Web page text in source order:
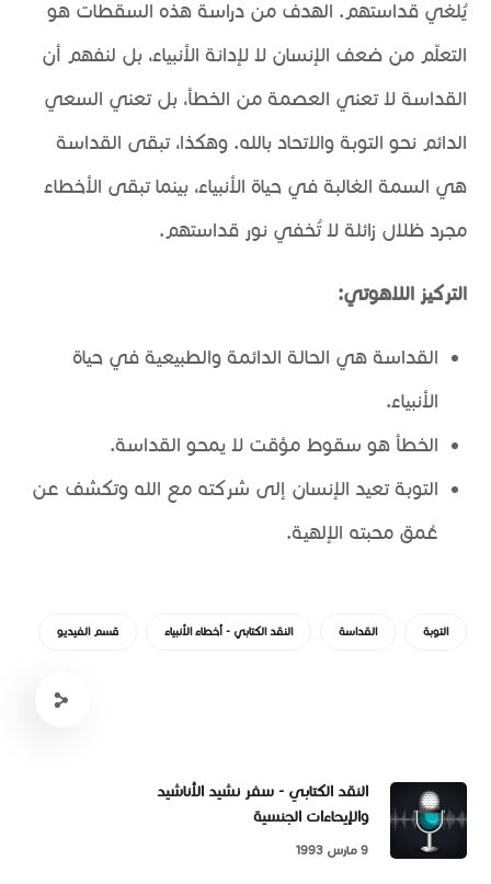
يُلغي قداستهم. الهدف من دراسة هذه السقطات هو
التعلّم من ضعف الإنسان لا لإدانة الأنبياء، بل لنفهم أن
القداسة لا تعني العصمة من الخطأ، بل تعني السعي
الدائم نحو التوبة والاتحاد بالله. وهكذا، تبقى القداسة
هي السمة الغالبة في حياة الأنبياء، بينما تبقى الأخطاء
مجرد ظلال زائلة لا تُخفي نور قداستهم.
التركيز اللاهوتي:
القداسة هي الحالة الدائمة والطبيعية في حياة
الأنبياء.
الخطأ هو سقوط مؤقت لا يمحو القداسة.
التوبة تعيد الإنسان إلى شركته مع الله وتكشف عن
عُمق محبته الإلهية.
التوبة القداسة النقد الكتابي - أخطاء الأنبياء قسم الفيديو
النقد الكتابي - سفر نشيد الأناشيد
والإيحاءات الجنسية
9 مارس 1993